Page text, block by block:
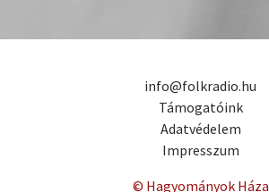
info@folkradio.hu
Támogatóink
Adatvédelem
Impresszum
© Hagyományok Háza